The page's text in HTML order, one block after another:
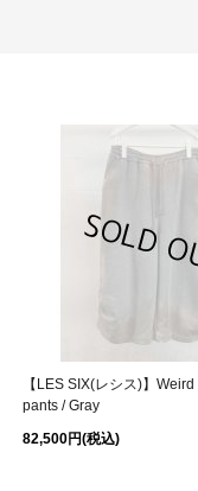
【LES SIX(レシス)】
pants / Gray
82,500円(税込)